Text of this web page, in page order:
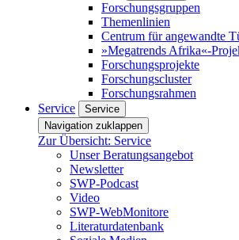
Forschungsgruppen
Themenlinien
Centrum für angewandte
»Megatrends Afrika«-
Forschungsprojekte
Forschungscluster
Forschungsrahmen
Service
Service
Navigation zuklappen
Zur Übersicht: Service
Unser Beratungsangebot
Newsletter
SWP-Podcast
Video
SWP-WebMonitore
Literaturdatenbank